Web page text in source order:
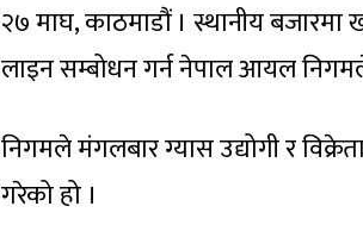
२७ माघ, काठमाडौं । स्थानीय
लाइन सम्बोधन गर्न नेपाल आयल
निगमले मंगलबार ग्यास उद्योगी र
गरेको हो ।